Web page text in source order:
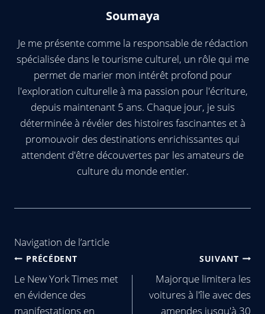
Soumaya
Je me présente comme la responsable de rédaction
spécialisée dans le tourisme culturel, un rôle qui me
permet de marier mon intérêt profond pour
l'exploration culturelle à ma passion pour l'écriture,
depuis maintenant 5 ans. Chaque jour, je suis
déterminée à révéler des histoires fascinantes et à
promouvoir des destinations enrichissantes qui
attendent d'être découvertes par les amateurs de
culture du monde entier.
Navigation de l’article
PRÉCÉDENT
Le New York Times met
en évidence des
manifestations en
SUIVANT
Majorque limitera les
voitures à l'île avec des
amendes jusqu'à 30